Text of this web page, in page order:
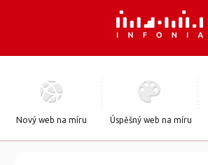
Nový web na míru Úspěšný web na míru